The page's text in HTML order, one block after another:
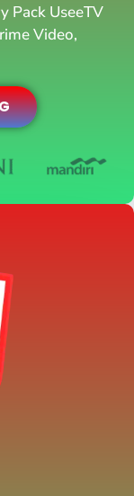
Pack UseeTV
Video,